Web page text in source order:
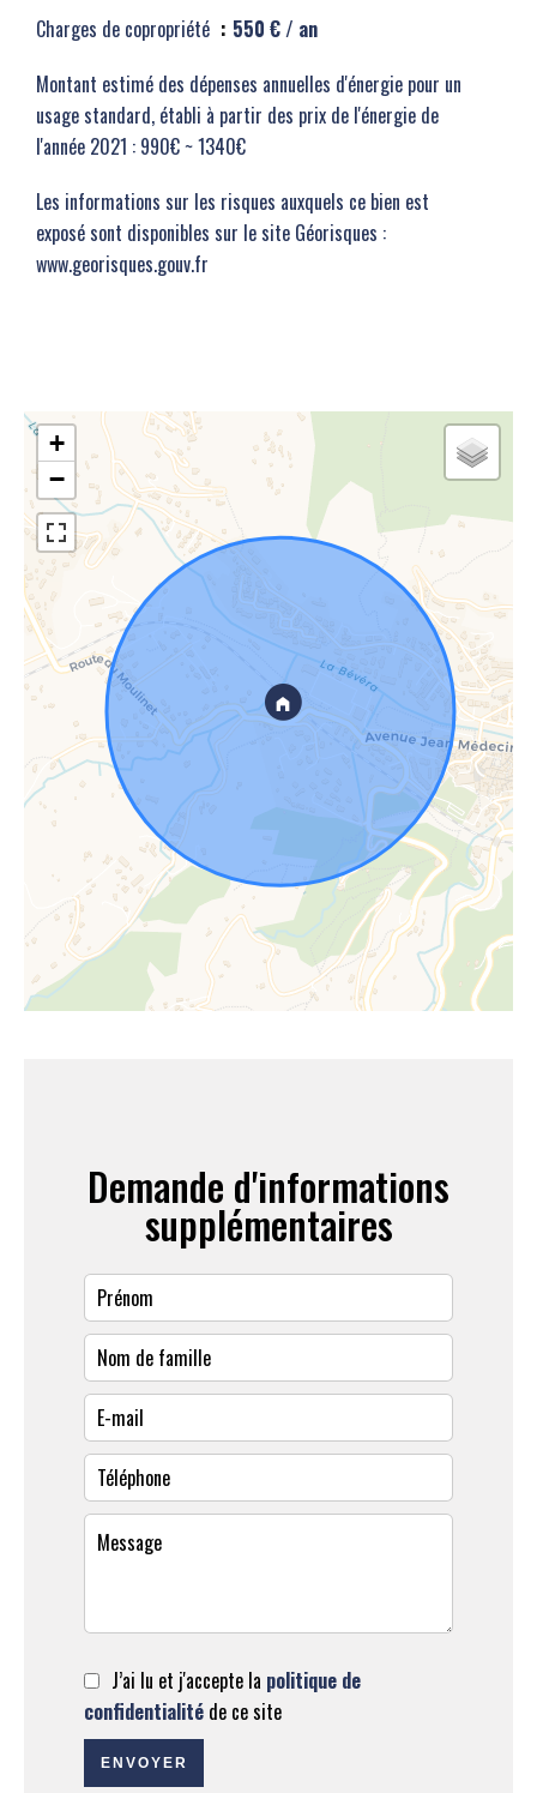
Charges de copropriété
550 € / an
Montant estimé des dépenses annuelles d'énergie pour un
usage standard, établi à partir des prix de l'énergie de
l'année 2021 : 990€ ~ 1340€
Les informations sur les risques auxquels ce bien est
exposé sont disponibles sur le site Géorisques :
www.georisques.gouv.fr
+
−
Demande d'informations
supplémentaires
J’ai lu et j'accepte la politique de
confidentialité de ce site
ENVOYER